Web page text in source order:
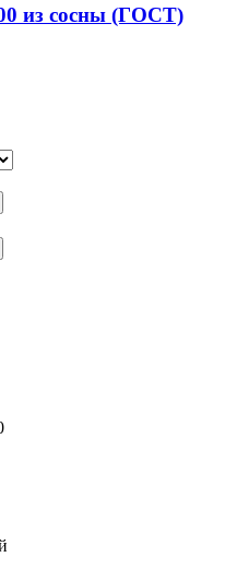
из сосны (ГОСТ)